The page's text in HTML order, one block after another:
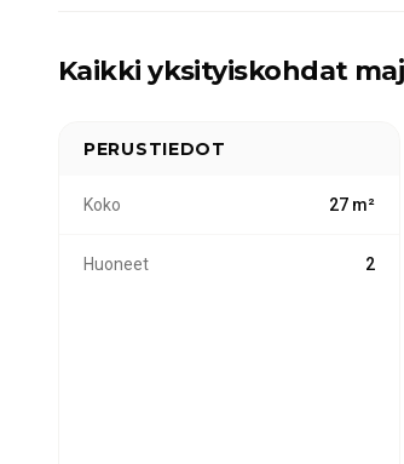
Kaikki yksityiskohdat
PERUSTIEDOT
Koko 27 m²
Huoneet 2